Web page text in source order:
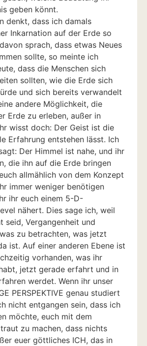
geben könnt.
denkt, dass ich damals
Inkarnation auf der Erde so
sprach, dass etwas Neues
sollte, so meinte ich
dass die Menschen sich
sollten, wie die Erde sich
und sich bereits verwandelt
andere Möglichkeit, die
Erde zu erleben, außer in
wisst doch: Der Geist ist die
Erfahrung entstehen lässt. Ich
Der Himmel ist nahe, und ihr
die ihn auf die Erde bringen
allmählich von dem Konzept
immer weniger benötigen
ihr euch einem 5-D-
nähert. Dies sage ich, weil
seid, Vergangenheit und
zu betrachten, was jetzt
ist. Auf einer anderen Ebene ist
vorhanden, was ihr
jetzt gerade erfahrt und in
werdet. Wenn ihr unser
PERSPEKTIVE genau studiert
nicht entgangen sein, dass ich
möchte, euch mit dem
zu machen, dass nichts
euer göttliches ICH, das in